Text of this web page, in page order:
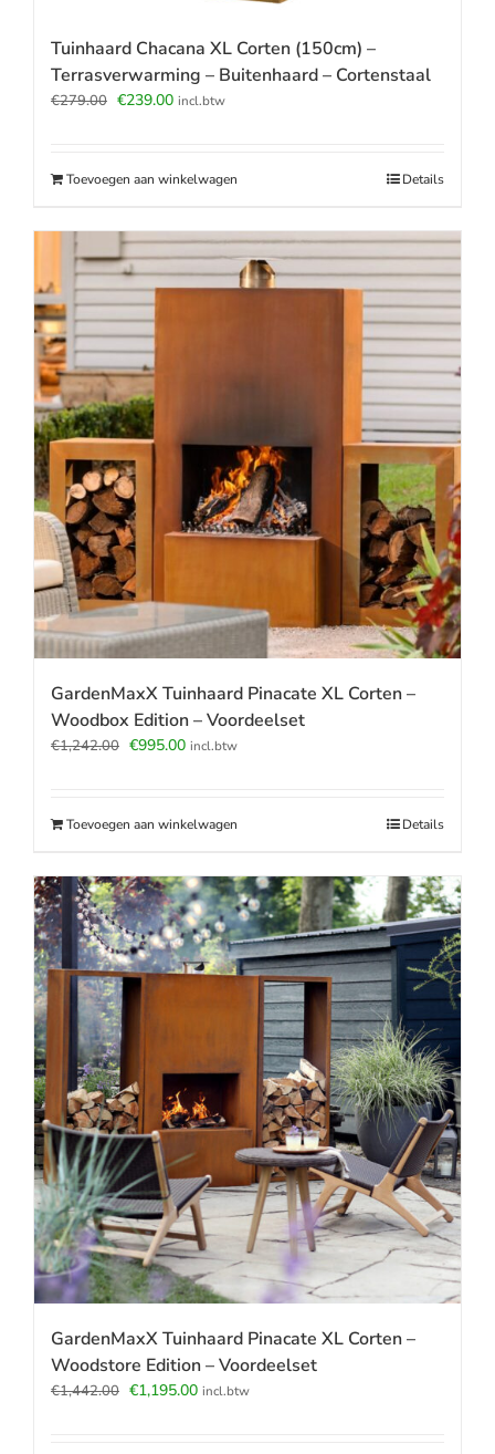
Tuinhaard Chacana XL Corten (150cm) –
Terrasverwarming – Buitenhaard – Cortenstaal
€279.00 Oorspronkelijke
€239.00Huidige
incl.btw
Toevoegen aan winkelwagen Details
GardenMaxX Tuinhaard Pinacate XL Corten –
Woodbox Edition – Voordeelset
€1,242.00 Oorspronkelijke
€995.00Huidige
incl.btw
Toevoegen aan winkelwagen Details
GardenMaxX Tuinhaard Pinacate XL Corten –
Woodstore Edition – Voordeelset
€1,442.00 Oorspronkelijke
€1,195.00Huidige
incl.btw